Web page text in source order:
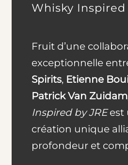
Whisky Inspired
Fruit d’une
exceptionnelle
Spirits, Etienne
Patrick Van Zuidam
Inspired by JREest
création unique
profondeur et